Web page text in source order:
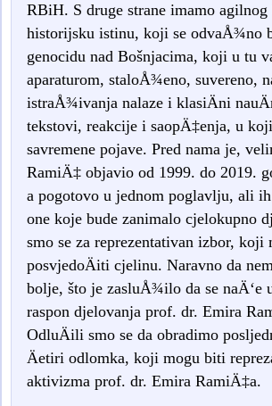
RBiH. S druge strane imamo
historijsku istinu, koji se odvaÅ¾no
genocidu nad Bošnjacima, koji u tu
aparaturom, staloÅ¾eno, suvereno,
istraÅ¾ivanja nalaze i klasiÄni
tekstovi, reakcije i saopÄ‡enja, u
savremene pojave. Pred nama je,
RamiÄ‡ objavio od 1999. do 2019.
a pogotovo u jednom poglavlju, ali
one koje bude zanimalo cjelokupno
smo se za reprezentativan izbor,
posvjedoÄiti cjelinu. Naravno da
bolje, što je zasluÅ¾ilo da se naÄ‘e
raspon djelovanja prof. dr. Emira
OdluÄili smo se da obradimo
Äetiri odlomka, koji mogu biti
aktivizma prof. dr. Emira RamiÄ‡a.